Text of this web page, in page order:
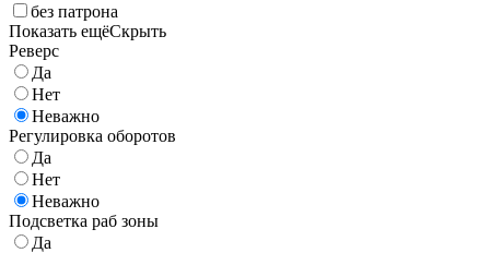
без патрона
Показать ещёСкрыть
Реверс
Да
Нет
Неважно
Регулировка оборотов
Да
Нет
Неважно
Подсветка раб зоны
Да